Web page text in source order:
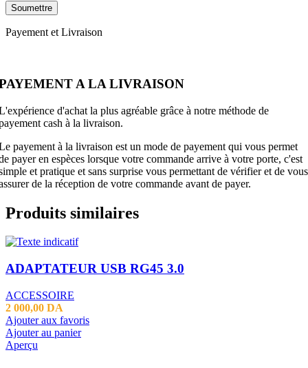
Payement et Livraison
A LA LIVRAISON
d'achat la plus agréable grâce à notre méthode de
cash à la livraison.
payement à la livraison est un mode de payement qui vous permet
payer en espèces lorsque votre commande arrive à votre porte, c'est
et pratique et sans surprise vous permettant de vérifier et de vous
de la réception de votre commande avant de payer.
Produits similaires
ADAPTATEUR USB RG45 3.0
ACCESSOIRE
2 000,00 DA
Ajouter aux favoris
Ajouter au panier
Aperçu